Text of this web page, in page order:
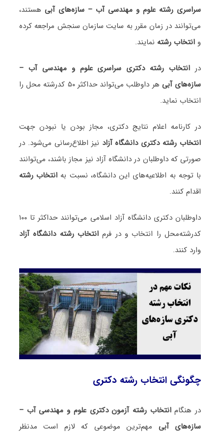
سراسری رشته علوم و مهندسی آب – سازه‌های آبی هستند،
می‌توانند در زمان مقرر به سایت سازمان سنجش مراجعه کرده
و انتخاب رشته نمایند.
در انتخاب رشته دکتری سراسری علوم و مهندسی آب –
سازه‌های آبی
هر داوطلب می‌تواند حداکثر ۵۰ کدرشته محل را
انتخاب نماید.
در کارنامه اعلام نتایج دکتری، مجاز بودن یا نبودن جهت
انتخاب رشته دکتری دانشگاه آزاد نیز اطلاع‌رسانی می‌شود. در
صورتی که داوطلبان در دانشگاه آزاد نیز مجاز باشند، می‌توانند
با توجه به اطلاعیه‌های این دانشگاه، نسبت به انتخاب رشته
اقدام کنند.
داوطلبان دکتری دانشگاه آزاد اسلامی می‌توانند حداکثر تا ۱۰۰
کدرشته‌محل را انتخاب و در فرم انتخاب رشته دانشگاه آزاد
وارد کنند.
چگونگی انتخاب رشته دکتری
در هنگامانتخاب رشته آزمون دکتری علوم و مهندسی آب –
سازه‌های آبی مهم‌ترین موضوعی که لازم است مدنظر